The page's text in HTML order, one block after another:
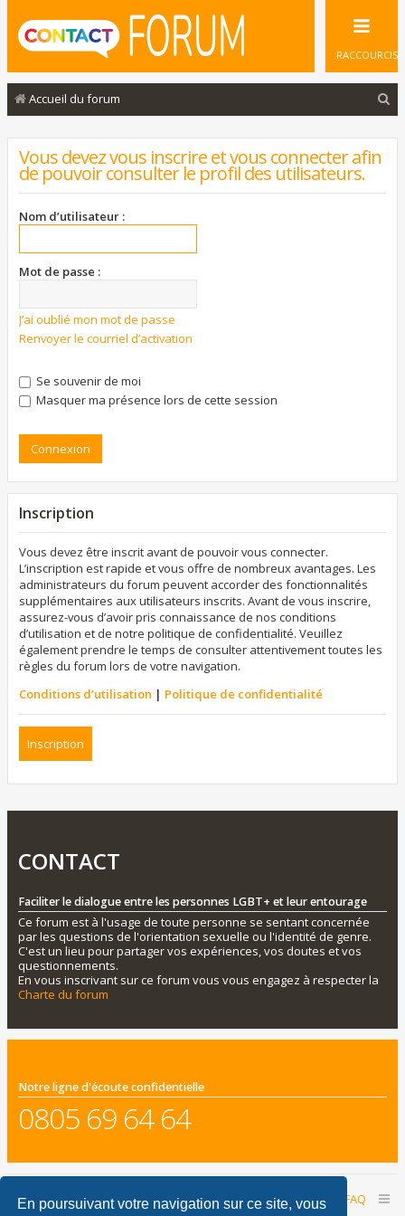
En poursuivant votre navigation sur ce site, vous
RACCOURCIS
Accueil du forum
Vous devez vous inscrire et vous connecter afin
de pouvoir consulter le profil des utilisateurs.
Nom d’utilisateur :
Mot de passe :
J’ai oublié mon mot de passe
Renvoyer le courriel d’activation
Se souvenir de moi
Masquer ma présence lors de cette session
Inscription
Vous devez être inscrit avant de pouvoir vous connecter.
L’inscription est rapide et vous offre de nombreux avantages. Les
administrateurs du forum peuvent accorder des fonctionnalités
supplémentaires aux utilisateurs inscrits. Avant de vous inscrire,
assurez-vous d’avoir pris connaissance de nos conditions
d’utilisation et de notre politique de confidentialité. Veuillez
également prendre le temps de consulter attentivement toutes les
règles du forum lors de votre navigation.
Conditions d’utilisation | Politique de confidentialité
Inscription
CONTACT
Faciliter le dialogue entre les personnes LGBT+ et leur entourage
Ce forum est à l'usage de toute personne se sentant concernée
par les questions de l'orientation sexuelle ou l'identité de genre.
C'est un lieu pour partager vos expériences, vos doutes et vos
questionnements.
En vous inscrivant sur ce forum vous vous engagez à respecter la
Charte du forum
Notre ligne d'écoute confidentielle
0805 69 64 64
Accueil du forum FAQ
Nous contacter